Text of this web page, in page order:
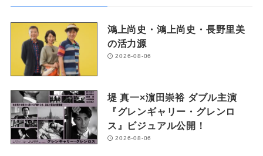
鴻上尚史・鴻上尚史・長野里美
の活力源
2026-08-06
堤 真一×濵田崇裕 ダブル主演
『グレンギャリー・グレンロ
ス』ビジュアル公開！
2026-08-06